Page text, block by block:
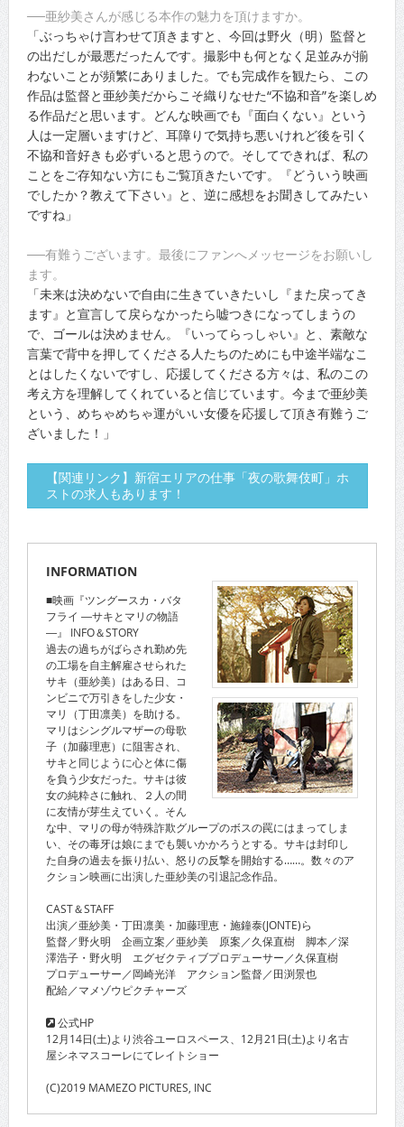
──亜紗美さんが感じる本作の魅力を頂けますか。
「ぶっちゃけ言わせて頂きますと、今回は野火（明）監督と
の出だしが最悪だったんです。撮影中も何となく足並みが揃
わないことが頻繁にありました。でも完成作を観たら、この
作品は監督と亜紗美だからこそ織りなせた“不協和音”を楽しめ
る作品だと思います。どんな映画でも『面白くない』という
人は一定層いますけど、耳障りで気持ち悪いけれど後を引く
不協和音好きも必ずいると思うので。そしてできれば、私の
ことをご存知ない方にもご覧頂きたいです。『どういう映画
でしたか？教えて下さい』と、逆に感想をお聞きしてみたい
ですね」
──有難うございます。最後にファンへメッセージをお願いし
ます。
「未来は決めないで自由に生きていきたいし『また戻ってき
ます』と宣言して戻らなかったら嘘つきになってしまうの
で、ゴールは決めません。『いってらっしゃい』と、素敵な
言葉で背中を押してくださる人たちのためにも中途半端なこ
とはしたくないですし、応援してくださる方々は、私のこの
考え方を理解してくれていると信じています。今まで亜紗美
という、めちゃめちゃ運がいい女優を応援して頂き有難うご
ざいました！」
【関連リンク】新宿エリアの仕事「夜の歌舞伎町」ホ
ストの求人もあります！
INFORMATION
■映画『ツングースカ・バタ
フライ ―サキとマリの物語
―』 INFO＆STORY
過去の過ちがばらされ勤め先
の工場を自主解雇させられた
サキ（亜紗美）はある日、コ
ンビニで万引きをした少女・
マリ（丁田凛美）を助ける。
マリはシングルマザーの母歌
子（加藤理恵）に阻害され、
サキと同じように心と体に傷
を負う少女だった。サキは彼
女の純粋さに触れ、２人の間
に友情が芽生えていく。そん
な中、マリの母が特殊詐欺グループのボスの罠にはまってしま
い、その毒牙は娘にまでも襲いかかろうとする。サキは封印し
た自身の過去を振り払い、怒りの反撃を開始する……。数々のア
クション映画に出演した亜紗美の引退記念作品。
CAST＆STAFF
出演／亜紗美・丁田凛美・加藤理恵・施鐘泰(JONTE)ら
監督／野火明 企画立案／亜紗美 原案／久保直樹 脚本／深
澤浩子・野火明 エグゼクティブプロデューサー／久保直樹
プロデューサー／岡崎光洋 アクション監督／田渕景也
配給／マメゾウピクチャーズ
公式HP
12月14日(土)より渋谷ユーロスペース、12月21日(土)より名古
屋シネマスコーレにてレイトショー
(C)2019 MAMEZO PICTURES, INC